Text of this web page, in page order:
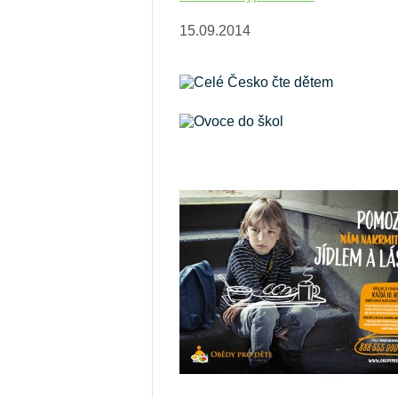
IX. třída
Identifikační údaje školy
Projekty
Důležité dokumenty
Fotogalerie ZŠ
Výchovné poradenství
Metodik prevence
15.09.2014
Celé Česko čte dětem